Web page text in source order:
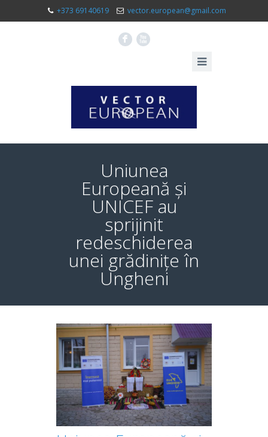
+373 69140619 vector.european@gmail.com
F X
Uniunea
Europeană și
UNICEF au
sprijinit
redeschiderea
unei grădinițe în
Ungheni